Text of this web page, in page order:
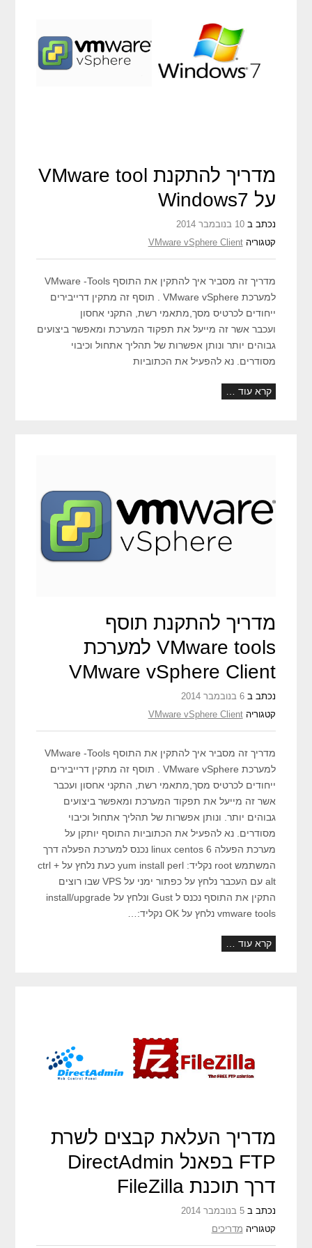
מדריך להתקנת VMware tool
על Windows7
נכתב ב10 בנובמבר 2014
קטגוריהVMware vSphere Client
מדריך זה מסביר איך להתקין את התוסף VMware -Tools
למערכת VMware vSphere . תוסף זה מתקין דרייבירים
ייחודים לכרטיס מסך,מתאמי רשת, התקני אחסון
ועכבר אשר זה מייעל את תפקוד המערכת ומאפשר ביצועים
גבוהים יותר ונותן אפשרות של תהליך אתחול וכיבוי
מסודרים. נא להפעיל את הכתוביות
קרא עוד …
מדריך להתקנת תוסף
VMware tools למערכת
VMware vSphere Client
נכתב ב6 בנובמבר 2014
קטגוריהVMware vSphere Client
מדריך זה מסביר איך להתקין את התוסף VMware -Tools
למערכת VMware vSphere . תוסף זה מתקין דרייבירים
ייחודים לכרטיס מסך,מתאמי רשת, התקני אחסון ועכבר
אשר זה מייעל את תפקוד המערכת ומאפשר ביצועים
גבוהים יותר. ונותן אפשרות של תהליך אתחול וכיבוי
מסודרים. נא להפעיל את הכתוביות התוסף יותקן על
מערכת הפעלה linux centos 6 נכנס למערכת הפעלה דרך
המשתמש root נקליד: yum install perl כעת נלחץ על ctrl +
alt עם העכבר נלחץ על כפתור ימני על VPS שבו רוצים
התקין את התוסף נכנס ל Gust ונלחץ על install/upgrade
vmware tools נלחץ על OK נקליד:…
קרא עוד …
מדריך העלאת קבצים לשרת
FTP בפאנל DirectAdmin
דרך תוכנת FileZilla
נכתב ב5 בנובמבר 2014
קטגוריה מדריכים